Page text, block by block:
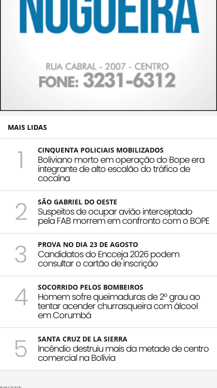
MAIS LIDAS
1 CINQUENTA POLICIAIS MOBILIZADOS
Boliviano morto em operação do Bope era
integrante de alto escalão do tráfico de
cocaína
2 SÃO GABRIEL DO OESTE
Suspeitos de ocupar avião interceptado
pela FAB morrem em confronto com o BOPE
3 PROVA NO DIA 23 DE AGOSTO
Candidatos do Encceja 2026 podem
consultar o cartão de inscrição
4 SOCORRIDO PELOS BOMBEIROS
Homem sofre queimaduras de 2º grau ao
tentar acender churrasqueira com álcool
em Corumbá
5 SANTA CRUZ DE LA SIERRA
Incêndio destruiu mais da metade de centro
comercial na Bolívia